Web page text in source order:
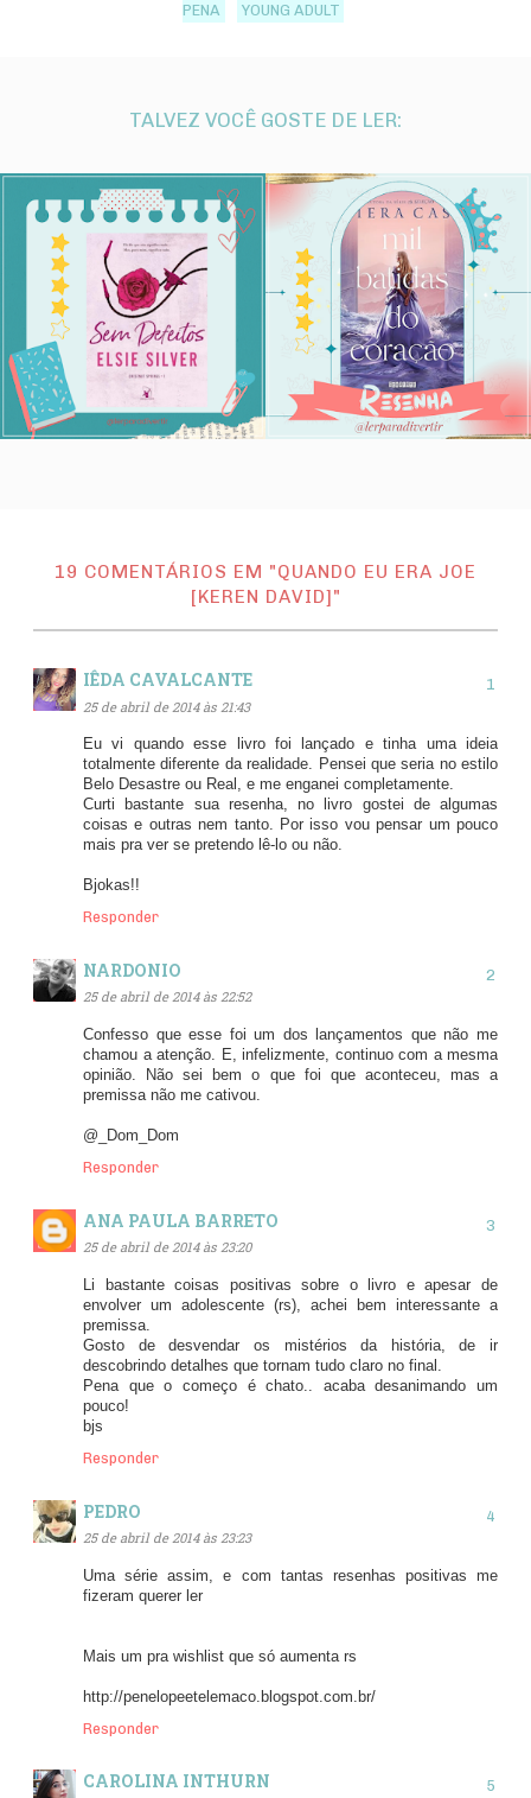
PENA YOUNG ADULT
TALVEZ VOCÊ GOSTE DE LER:
19 COMENTÁRIOS EM "QUANDO EU ERA JOE
[KEREN DAVID]"
IÊDA CAVALCANTE
25 de abril de 2014 às 21:43
Eu vi quando esse livro foi lançado e tinha uma ideia
totalmente diferente da realidade. Pensei que seria no estilo
Belo Desastre ou Real, e me enganei completamente.
Curti bastante sua resenha, no livro gostei de algumas
coisas e outras nem tanto. Por isso vou pensar um pouco
mais pra ver se pretendo lê-lo ou não.
Bjokas!!
Responder
NARDONIO
25 de abril de 2014 às 22:52
Confesso que esse foi um dos lançamentos que não me
chamou a atenção. E, infelizmente, continuo com a mesma
opinião. Não sei bem o que foi que aconteceu, mas a
premissa não me cativou.
@_Dom_Dom
Responder
ANA PAULA BARRETO
25 de abril de 2014 às 23:20
Li bastante coisas positivas sobre o livro e apesar de
envolver um adolescente (rs), achei bem interessante a
premissa.
Gosto de desvendar os mistérios da história, de ir
descobrindo detalhes que tornam tudo claro no final.
Pena que o começo é chato.. acaba desanimando um
pouco!
bjs
Responder
PEDRO
25 de abril de 2014 às 23:23
Uma série assim, e com tantas resenhas positivas me
fizeram querer ler
Mais um pra wishlist que só aumenta rs
http://penelopeetelemaco.blogspot.com.br/
Responder
CAROLINA INTHURN